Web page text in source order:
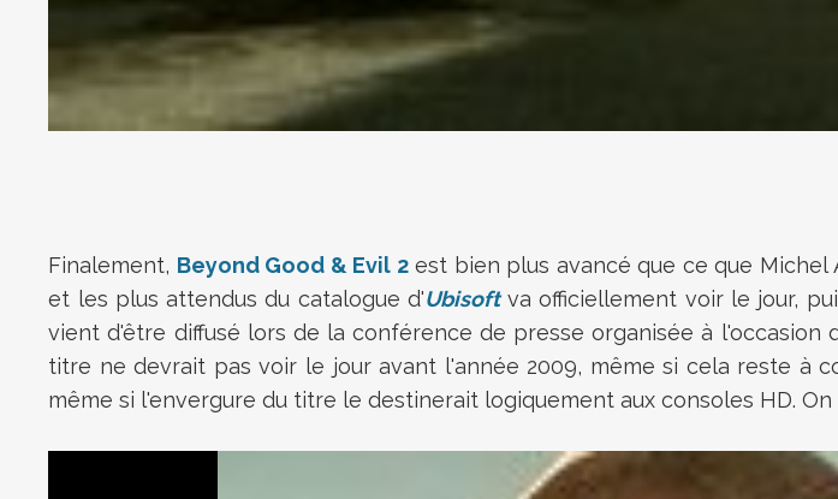
Finalement, Beyond Good & Evil 2est bien plus avancé que ce que Michel
et les plus attendus du catalogue d'Ubisoftva officiellement voir le jour,
vient d'être diffusé lors de la conférence de presse organisée à l'occasion
titre ne devrait pas voir le jour avant l'année 2009, même si cela reste à
même si l'envergure du titre le destinerait logiquement aux consoles HD.